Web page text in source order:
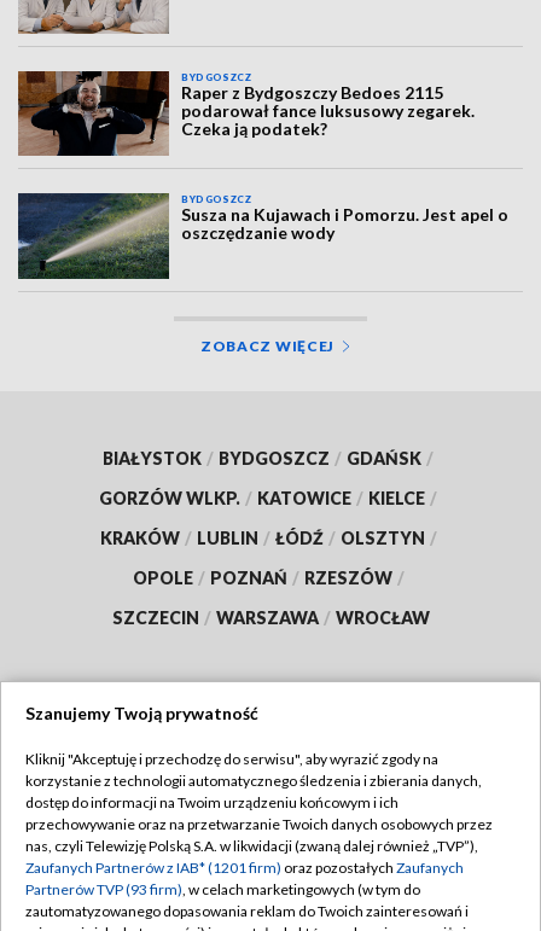
BYDGOSZCZ
Raper z Bydgoszczy Bedoes 2115
podarował fance luksusowy zegarek.
Czeka ją podatek?
BYDGOSZCZ
Susza na Kujawach i Pomorzu. Jest apel o
oszczędzanie wody
ZOBACZ WIĘCEJ
BIAŁYSTOK / BYDGOSZCZ / GDAŃSK /
GORZÓW WLKP. / KATOWICE / KIELCE /
KRAKÓW / LUBLIN / ŁÓDŹ / OLSZTYN /
OPOLE / POZNAŃ / RZESZÓW /
SZCZECIN / WARSZAWA / WROCŁAW
TVP
Abonament TVP
Emisja w TVP
Centrum informacji TVP
Regulamin TVP
Polityka prywatności
Moje zgody
Szanujemy Twoją prywatność
Kliknij "Akceptuję i przechodzę do serwisu", aby wyrazić zgody na
korzystanie z technologii automatycznego śledzenia i zbierania danych,
dostęp do informacji na Twoim urządzeniu końcowym i ich
przechowywanie oraz na przetwarzanie Twoich danych osobowych przez
nas, czyli Telewizję Polską S.A. w likwidacji (zwaną dalej również „TVP”),
Zaufanych Partnerów z IAB* (1201 firm) oraz pozostałych Zaufanych
Partnerów TVP (93 firm), w celach marketingowych (w tym do
zautomatyzowanego dopasowania reklam do Twoich zainteresowań i